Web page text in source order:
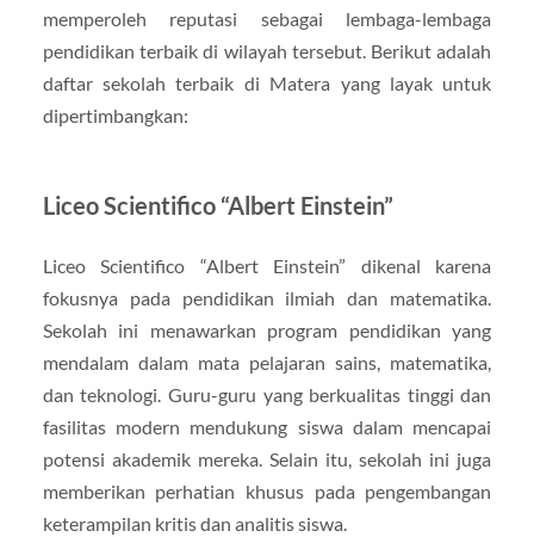
memperoleh reputasi sebagai lembaga-lembaga
pendidikan terbaik di wilayah tersebut. Berikut adalah
daftar sekolah terbaik di Matera yang layak untuk
dipertimbangkan:
Liceo Scientifico “Albert Einstein”
Liceo Scientifico “Albert Einstein” dikenal karena
fokusnya pada pendidikan ilmiah dan matematika.
Sekolah ini menawarkan program pendidikan yang
mendalam dalam mata pelajaran sains, matematika,
dan teknologi. Guru-guru yang berkualitas tinggi dan
fasilitas modern mendukung siswa dalam mencapai
potensi akademik mereka. Selain itu, sekolah ini juga
memberikan perhatian khusus pada pengembangan
keterampilan kritis dan analitis siswa.